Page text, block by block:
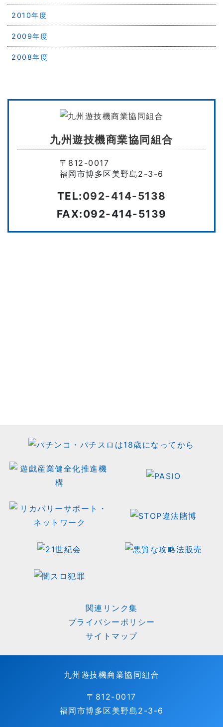
2010年度
2009年度
2008年度
九州遊技機商業協同組合
〒812-0017
福岡市博多区美野島2-3-6
TEL:092-414-5138
FAX:092-414-5139
関連リンク集
プライバシーポリシー
サイトマップ
九州遊技機商業協同組合
〒812-0017
福岡市博多区美野島2-3-6